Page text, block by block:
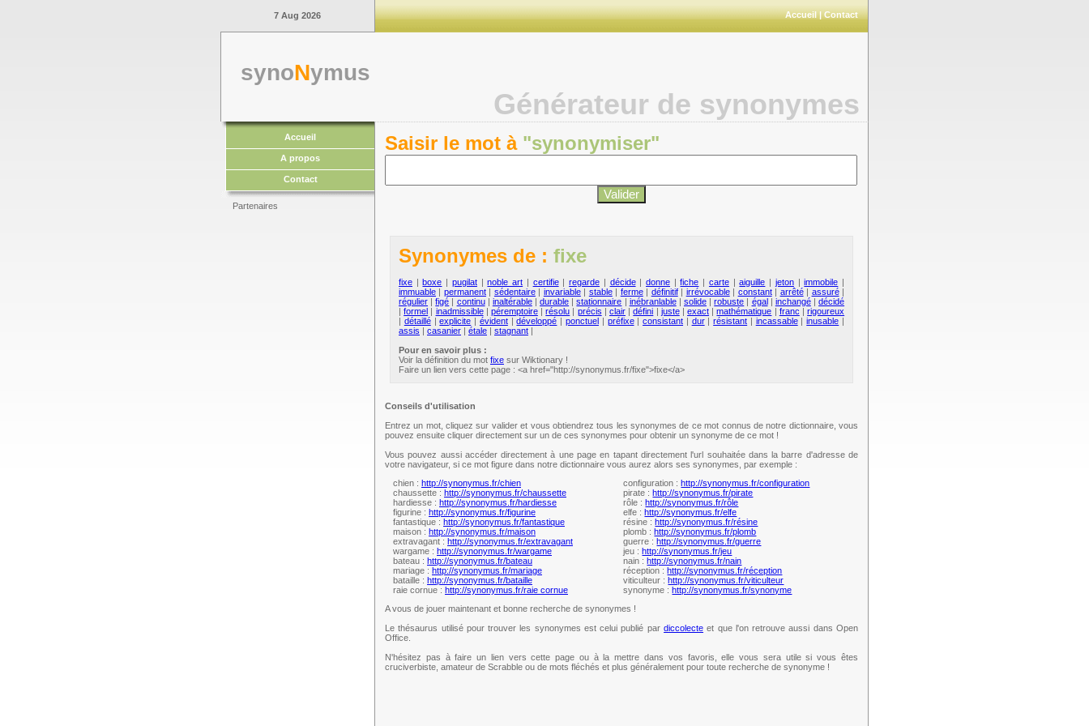
7 Aug 2026 Accueil|Contact
synoNymus
Générateur de synonymes
Accueil
A propos
Contact
Partenaires
Saisir le mot à "synonymiser"
Synonymes de : fixe
fixe |boxe | pugilat|noble art | certifie|regarde | décide|donne |fiche | carte|aiguille | jeton|immobile |
immuable | permanent| sédentaire| invariable| stable| ferme| définitif| irrévocable| constant| arrêté| assuré|
régulier |figé | continu| inaltérable|durable |stationnaire | inébranlable| solide|robuste | égal| inchangé|décidé
|formel | inadmissible| péremptoire|résolu | précis | clair|défini | juste|exact |mathématique | franc |rigoureux
| détaillé|explicite | évident|développé | ponctuel| préfixe|consistant | dur|résistant | incassable|inusable |
assis | casanier | étale | stagnant |
Pour en savoir plus :
Voir la définition du mot fixe sur Wiktionary !
Faire un lien vers cette page : <a href="http://synonymus.fr/fixe">fixe</a>
Conseils d'utilisation
Entrez un mot, cliquez sur valider et vous obtiendrez tous les synonymes de ce mot connus de notre dictionnaire, vous
pouvez ensuite cliquer directement sur un de ces synonymes pour obtenir un synonyme de ce mot !
Vous pouvez aussi accéder directement à une page en tapant directement l'url souhaitée dans la barre d'adresse de
votre navigateur, si ce mot figure dans notre dictionnaire vous aurez alors ses synonymes, par exemple :
chien : http://synonymus.fr/chien
chaussette : http://synonymus.fr/chaussette
hardiesse : http://synonymus.fr/hardiesse
figurine : http://synonymus.fr/figurine
fantastique : http://synonymus.fr/fantastique
maison : http://synonymus.fr/maison
extravagant : http://synonymus.fr/extravagant
wargame : http://synonymus.fr/wargame
bateau : http://synonymus.fr/bateau
mariage : http://synonymus.fr/mariage
bataille : http://synonymus.fr/bataille
raie cornue : http://synonymus.fr/raie cornue
configuration :http://synonymus.fr/configuration
pirate :http://synonymus.fr/pirate
rôle :http://synonymus.fr/rôle
elfe :http://synonymus.fr/elfe
résine :http://synonymus.fr/résine
plomb :http://synonymus.fr/plomb
guerre :http://synonymus.fr/guerre
jeu :http://synonymus.fr/jeu
nain :http://synonymus.fr/nain
réception :http://synonymus.fr/réception
viticulteur :http://synonymus.fr/viticulteur
synonyme :http://synonymus.fr/synonyme
A vous de jouer maintenant et bonne recherche de synonymes !
Le thésaurus utilisé pour trouver les synonymes est celui publié pardiccolecte et que l'on retrouve aussi dans Open
Office.
N'hésitez pas à faire un lien vers cette page ou à la mettre dans vos favoris, elle vous sera utile si vous êtes
cruciverbiste, amateur de Scrabble ou de mots fléchés et plus généralement pour toute recherche de synonyme !